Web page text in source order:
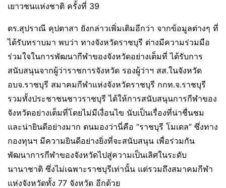
เยาวชนแห่งชาติ ครั้งที่ 39
ดร.สุปราณี คุปตาสา ยังกล่าวเพิ่มเติมอีกว่า จากข้อมูลต่างๆ ที่
ได้รับทราบมา พบว่า ทางจังหวัดราชบุรี ต่างมีความร่วมมือ
ร่วมใจในการพัฒนากีฬาของจังหวัดอย่างเต็มที่ ได้รับการ
สนับสนุนจากผู้ว่าราชการจังหวัด รองผู้ว่าฯ สส.ในจังหวัด
อบจ.ราชบุรี สมาคมกีฬาแห่งจังหวัดราชบุรี กกท.จ.ราชบุรี
รวมทั้งประชาชนชาวราชบุรี ได้ให้การสนับสนุนการกีฬาของ
จังหวัดอย่างเต็มที่โดยไม่มีเงื่อนไข นับเป็นเรื่องที่น่าชื่นชม
และน่ายินดีอย่างมาก ตนมองว่านี่คือ “ราชบุรี โมเดล” ซึ่งทาง
กองทุนฯ มีความยินดีอย่างยิ่งที่จะสนับสนุน เพื่อร่วมกัน
พัฒนาการกีฬาของจังหวัดไปสู่ความเป็นเลิศในระดับ
นานาชาติ ซึ่งไม่เฉพาะราชบุรีเท่านั้น แต่รวมถึงสมาคมกีฬา
แห่งจังหวัดทั้ง 77 จังหวัด อีกด้วย